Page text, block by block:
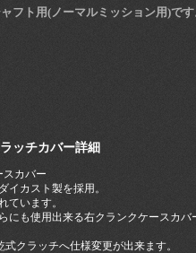
フト用(ノーマルミッション用)です
ッチカバー詳細
スカバー
イカスト製を採用。
ています。
にも使用出来る右クランクケースカバ
クラッチへ仕様変更が出来ます。